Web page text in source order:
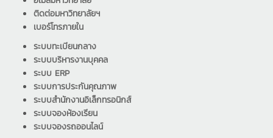
ติดต่อมหาวิทยาลัยฯ
เบอร์โทรภายใน
ระบบทะเบียนกลาง
ระบบบริหารงานบุคคล
ระบบ ERP
ระบบการประกันคุณภาพ
ระบบสำนักงานอิเล็กทรอนิกส์
ระบบจองห้องเรียน
ระบบจองรถออนไลน์